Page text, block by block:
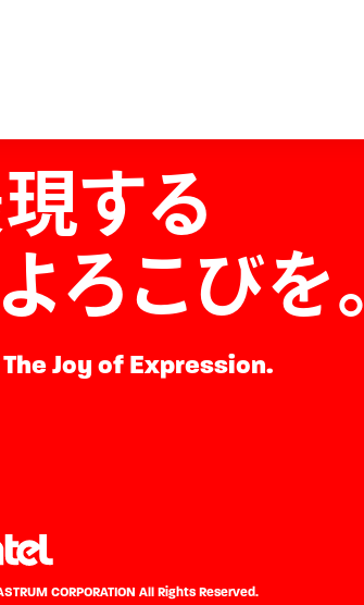
する
よろこびを。
The Joy of Expression.
CORPORATION All Rights Reserved.